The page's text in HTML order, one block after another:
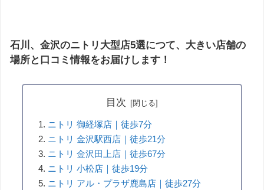
石川、金沢のニトリ大型店5選につて、大きい店舗の
場所と口コミ情報をお届けします！
目次
ニトリ 御経塚店｜徒歩7分
ニトリ 金沢駅西店｜徒歩21分
ニトリ 金沢田上店｜徒歩67分
ニトリ 小松店｜徒歩19分
ニトリ アル・プラザ鹿島店｜徒歩27分